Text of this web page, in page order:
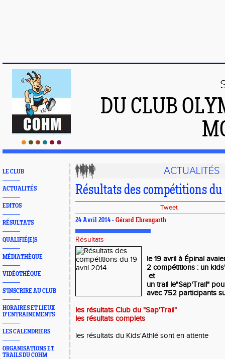
DU CLUB
LE CLUB
ACTUALITÉS
EDITOS
RÉSULTATS
QUALIFIÉ(E)S
MÉDIATHÈQUE
VIDÉOTHÈQUE
S'INSCRIRE AU CLUB
HORAIRES ET LIEUX
D'ENTRAINEMENTS
LES CALENDRIERS
ORGANISATIONS ET
TRAILS DU COHM
ACTUALITÉS
Résultats des compétitions
Tweet
24 Avril 2014 - Gérard Ehrengarth
Résultats
le 19 avril à Épinal
2 compétitions : un
et
un trail le"Sap'Trail"
avec 752 participants
les résultats Club du "Sap'Trail"
les résultats complets
les résultats du Kids'Athlé sont en attente